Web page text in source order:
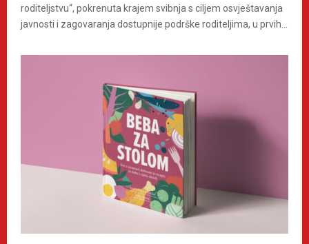
roditeljstvu“, pokrenuta krajem svibnja s ciljem osvještavanja
javnosti i zagovaranja dostupnije podrške roditeljima, u prvih...